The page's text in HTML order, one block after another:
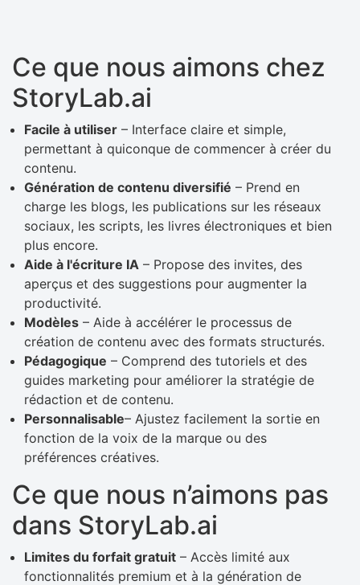
Ce que nous aimons chez
StoryLab.ai
Facile à utiliser – Interface claire et simple,
permettant à quiconque de commencer à créer du
contenu.
Génération de contenu diversifié – Prend en
charge les blogs, les publications sur les réseaux
sociaux, les scripts, les livres électroniques et bien
plus encore.
Aide à l'écriture IA – Propose des invites, des
aperçus et des suggestions pour augmenter la
productivité.
Modèles – Aide à accélérer le processus de
création de contenu avec des formats structurés.
Pédagogique – Comprend des tutoriels et des
guides marketing pour améliorer la stratégie de
rédaction et de contenu.
Personnalisable– Ajustez facilement la sortie en
fonction de la voix de la marque ou des
préférences créatives.
Ce que nous n’aimons pas
dans StoryLab.ai
Limites du forfait gratuit – Accès limité aux
fonctionnalités premium et à la génération de